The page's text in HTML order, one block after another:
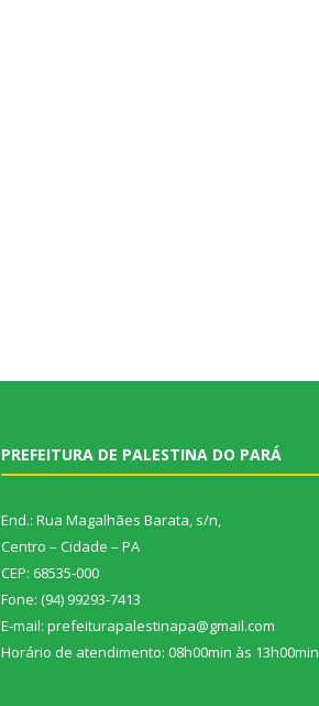
PREFEITURA DE PALESTINA DO PARÁ
End.: Rua Magalhães Barata, s/n,
Centro – Cidade – PA
CEP: 68535-000
Fone: (94) 99293-7413
E-mail: prefeiturapalestinapa@gmail.com
Horário de atendimento: 08h00min às 13h00min